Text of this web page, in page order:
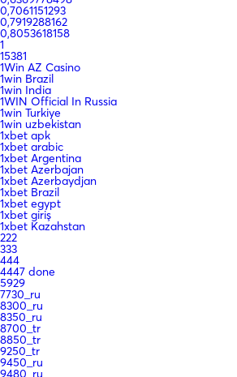
0,7061151293
0,7919288162
0,8053618158
1
15381
1Win AZ Casino
1win Brazil
1win India
1WIN Official In Russia
1win Turkiye
1win uzbekistan
1xbet apk
1xbet arabic
1xbet Argentina
1xbet Azerbajan
1xbet Azerbaydjan
1xbet Brazil
1xbet egypt
1xbet giriş
1xbet Kazahstan
222
333
444
4447 done
5929
7730_ru
8300_ru
8350_ru
8700_tr
8850_tr
9250_tr
9450_ru
9480_ru